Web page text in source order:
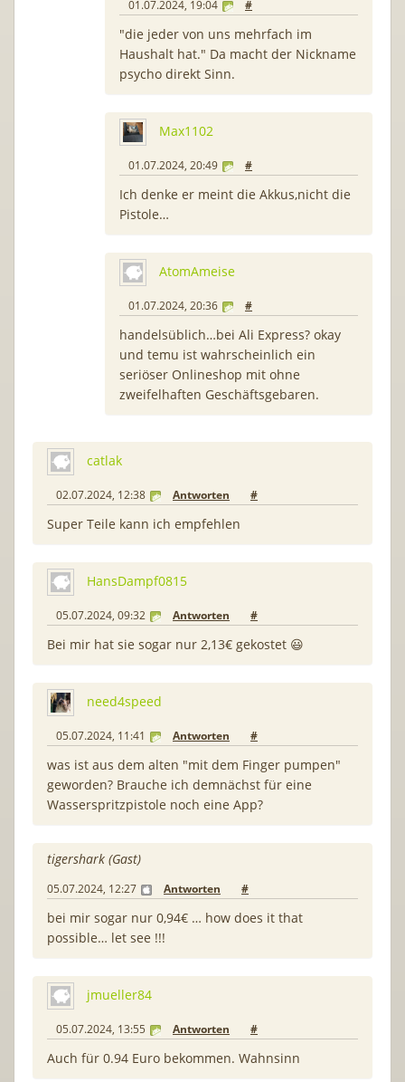
01.07.2024, 19:04 #
"die jeder von uns mehrfach im
Haushalt hat." Da macht der Nickname
psycho direkt Sinn.
Max1102
01.07.2024, 20:49 #
Ich denke er meint die Akkus,nicht die
Pistole…
AtomAmeise
01.07.2024, 20:36 #
handelsüblich…bei Ali Express? okay
und temu ist wahrscheinlich ein
seriöser Onlineshop mit ohne
zweifelhaften Geschäftsgebaren.
catlak
02.07.2024, 12:38 Antworten #
Super Teile kann ich empfehlen
HansDampf0815
05.07.2024, 09:32 Antworten #
Bei mir hat sie sogar nur 2,13€ gekostet 😃
need4speed
05.07.2024, 11:41 Antworten #
was ist aus dem alten "mit dem Finger pumpen"
geworden? Brauche ich demnächst für eine
Wasserspritzpistole noch eine App?
tigershark (Gast)
05.07.2024, 12:27 Antworten #
bei mir sogar nur 0,94€ … how does it that
possible… let see !!!
jmueller84
05.07.2024, 13:55 Antworten #
Auch für 0.94 Euro bekommen. Wahnsinn